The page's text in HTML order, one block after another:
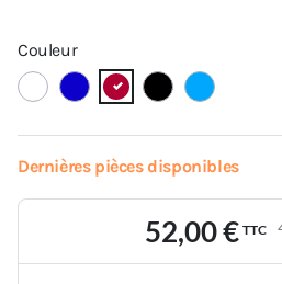
Couleur
Dernières pièces disponibles
52,00 € TTC